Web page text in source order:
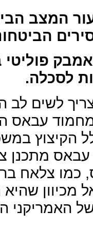
המצב
לסכלה.
לשים
עבאס
מתכנן
כמו צלאח
מכיוון
האמריקני